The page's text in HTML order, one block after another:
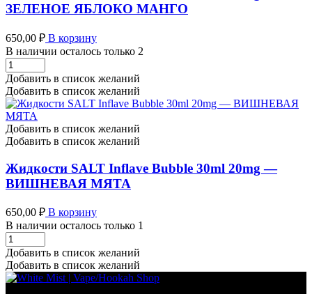
ЗЕЛЕНОЕ ЯБЛОКО МАНГО
650,00 ₽ В корзину
В наличии осталось только 2
Жидкости
SALT
Inflave
Bubble
30ml
20mg
-
ЗЕЛЕНОЕ
ЯБЛОКО
МАНГО
количество
Добавить в список желаний
Добавить в список желаний
Добавить в список желаний
Добавить в список желаний
Жидкости SALT Inflave Bubble 30ml 20mg —
ВИШНЕВАЯ МЯТА
650,00 ₽ В корзину
В наличии осталось только 1
Жидкости
SALT
Inflave
Bubble
Добавить в список желаний
Добавить в список желаний